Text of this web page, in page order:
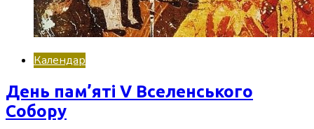
Календар
День пам’яті V Вселенського
Собору